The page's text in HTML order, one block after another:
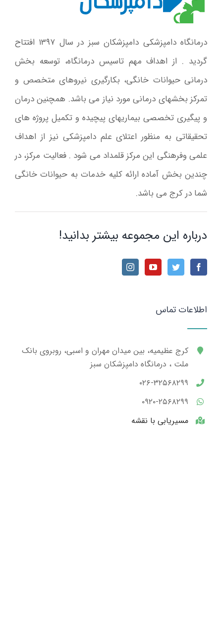
درمانگاه دامپزشکی دامپزشکان سبز در سال ۱۳۹۷ افتتاح
گردید . از اهداف مهم تاسیس درمانگاه، توسعه بخش
درمانی حیوانات خانگی، بکارگیری نیروهای متخصص و
تمرکز بخشهای درمانی مورد نیاز می باشد. همچنین درمان
و پیگیری تخصصی بیماریهای پیچیده و تکمیل پروژه های
تحقیقاتی به منظور اعتلای علم دامپزشکی نیز از اهداف
علمی وفرهنگی این مرکز قلمداد می شود . فعالیت مرکز، در
چندین بخش آماده ارائه کلیه خدمات به حیوانات خانگی
شما در کرج می باشد.
درباره این مجموعه بیشتر بدانید!
اطلاعات تماس
کرج عظیمیه، بین میدان مهران و اسبی، روبروی بانک
ملت ، درمانگاه دامپزشکان سبز
۰۲۶-۳۲۵۶۸۲۹۹
۰۹۲۰-۲۵۶۸۲۹۹
مسیریابی با نقشه